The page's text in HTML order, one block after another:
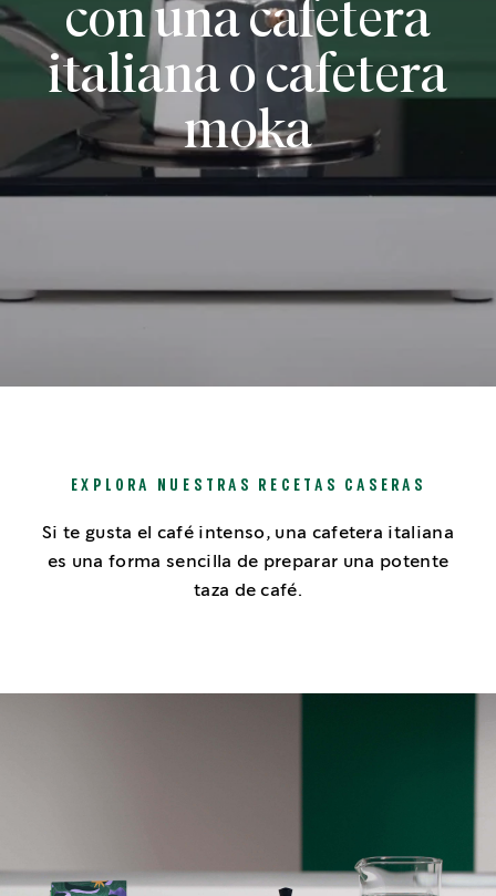
con una cafetera
italiana o cafetera
moka
EXPLORA NUESTRAS RECETAS CASERAS
Si te gusta el café intenso, una cafetera italiana
es una forma sencilla de preparar una potente
taza de café.